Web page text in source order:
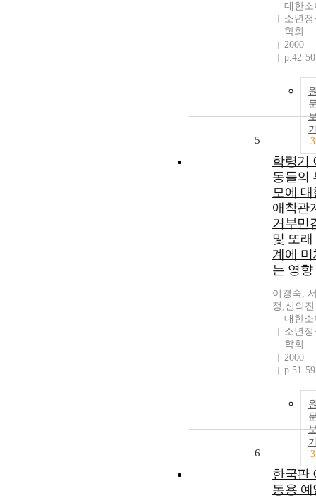
대한소
소년
학회
2000
p.42-50
3
5
학령기
동들의
모에 대
애착관
거부민
및 또래
계에 미
는 영향
이경숙,
정,신의진
대한소
소년
학회
2000
p.51-59
3
6
한국판
동용 예